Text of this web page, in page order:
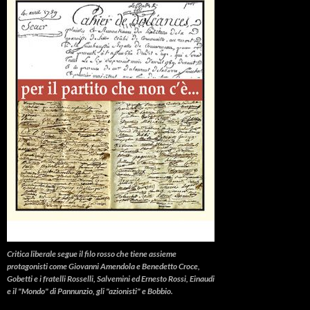
Critica liberalesegue il filo rosso che tiene assieme
protagonisti come Giovanni Amendola e Benedetto Croce,
Gobetti e i fratelli Rosselli, Salvemini ed Ernesto Rossi, Einaudi
e il "Mondo" di Pannunzio, gli "azionisti" e Bobbio.